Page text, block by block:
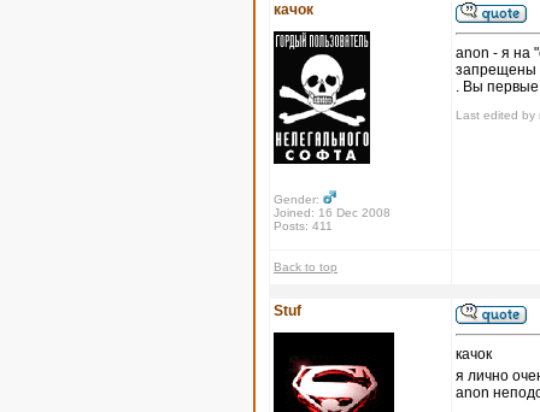
качок
Gender:
Joined: 16 Dec 2008
Posts: 411
anon - я на
запрещены
. Вы первые
Last edited by
Back to top
Stuf
качок
я лично
anon